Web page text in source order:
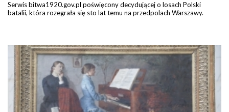
Serwis bitwa1920.gov.pl poświęcony decydującej o losach Polski
batalii, która rozegrała się sto lat temu na przedpolach Warszawy.